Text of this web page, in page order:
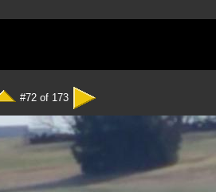
#72 of 173